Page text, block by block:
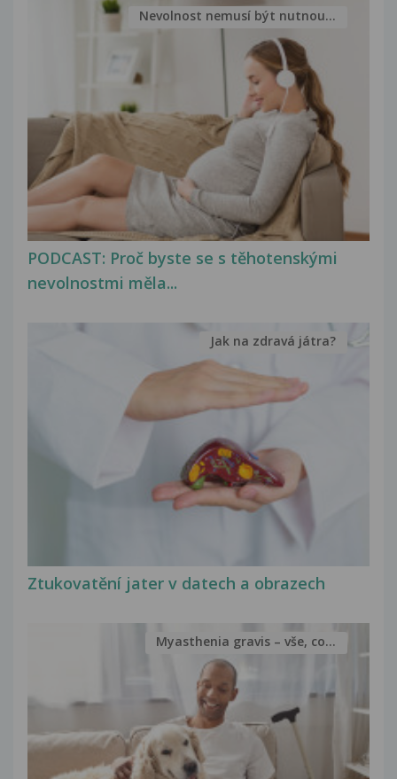
PODCAST: Proč byste se s těhotenskými
nevolnostmi měla...
Nevolnost nemusí být nutnou...
Ztukovatění jater v datech a obrazech
Jak na zdravá játra?
Myasthenia gravis – vše, co...